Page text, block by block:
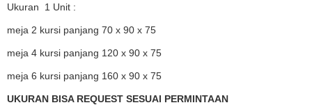
Ukuran 1 Unit :
meja 2 kursi panjang 70 x 90 x 75
meja 4 kursi panjang 120 x 90 x 75
meja 6 kursi panjang 160 x 90 x 75
UKURAN BISA REQUEST SESUAI PERMINTAAN